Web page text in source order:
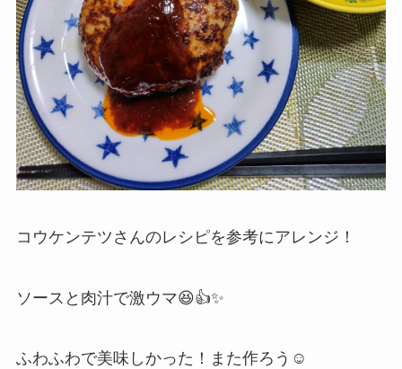
コウケンテツさんのレシピを参考にアレンジ！
ソースと肉汁で激ウマ😆👍✨
ふわふわで美味しかった！また作ろう☺️